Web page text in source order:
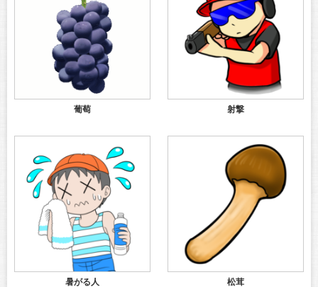
葡萄 射撃
暑がる人 松茸